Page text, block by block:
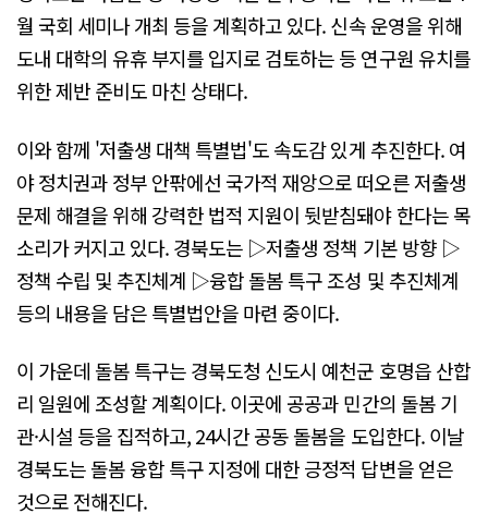
월 국회 세미나 개최 등을 계획하고 있다. 신속 운영을 위해
도내 대학의 유휴 부지를 입지로 검토하는 등 연구원 유치를
위한 제반 준비도 마친 상태다.
이와 함께 '저출생 대책 특별법'도 속도감 있게 추진한다. 여
야 정치권과 정부 안팎에선 국가적 재앙으로 떠오른 저출생
문제 해결을 위해 강력한 법적 지원이 뒷받침돼야 한다는 목
소리가 커지고 있다. 경북도는 ▷저출생 정책 기본 방향 ▷
정책 수립 및 추진체계 ▷융합 돌봄 특구 조성 및 추진체계
등의 내용을 담은 특별법안을 마련 중이다.
이 가운데 돌봄 특구는 경북도청 신도시 예천군 호명읍 산합
리 일원에 조성할 계획이다. 이곳에 공공과 민간의 돌봄 기
관·시설 등을 집적하고, 24시간 공동 돌봄을 도입한다. 이날
경북도는 돌봄 융합 특구 지정에 대한 긍정적 답변을 얻은
것으로 전해진다.